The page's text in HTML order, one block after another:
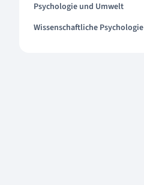
Psychologie und Umwelt
Wissenschaftliche Psychologie